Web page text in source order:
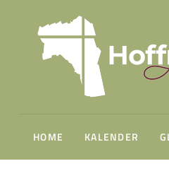
HOME KALENDER
Gottesdienst sonntags um 10:30 Uhr
Gemeindeleitung